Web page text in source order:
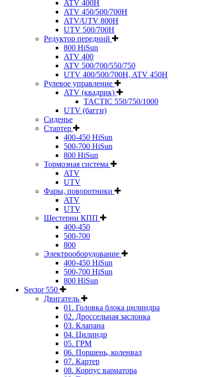
ATV 400H
ATV 450/500/700H
ATV/UTV 800H
UTV 500/700H
Редуктор передний
800 HiSun
ATV 400
ATV 500/700/550/750
UTV 400/500/700H, ATV 450H
Рулевое управление
ATV (квадрик)
TACTIC 550/750/1000
UTV (багги)
Сиденье
Стартер
400-450 HiSun
500-700 HiSun
800 HiSun
Тормозная система
ATV
UTV
Фары, поворотники
ATV
UTV
Шестерни КПП
400-450
500-700
800
Электрооборудование
400-450 HiSun
500-700 HiSun
800 HiSun
Sector 550
Двигатель
01. Головка блока цилиндра
02. Дроссельная заслонка
03. Клапана
04. Цилиндр
05. ГРМ
06. Поршень, коленвал
07. Картер
08. Корпус вариатора